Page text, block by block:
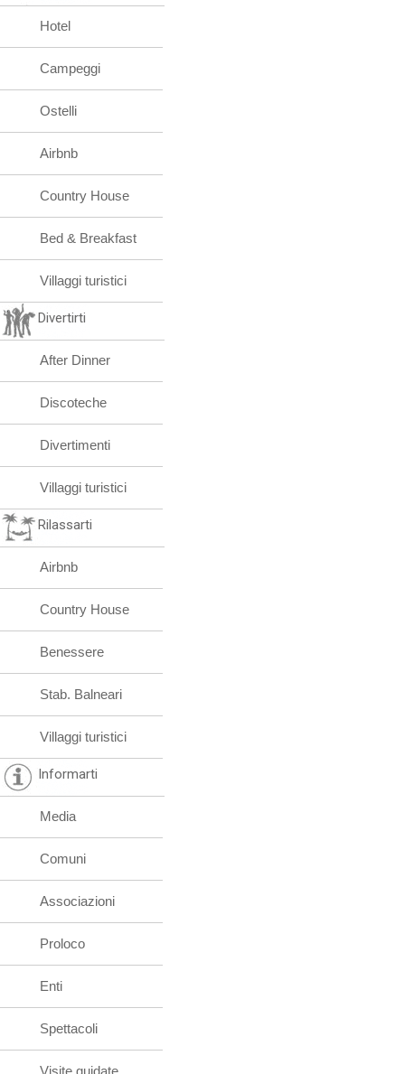
Hotel
Campeggi
Ostelli
Airbnb
Country House
Bed & Breakfast
Villaggi turistici
Divertirti
After Dinner
Discoteche
Divertimenti
Villaggi turistici
Rilassarti
Airbnb
Country House
Benessere
Stab. Balneari
Villaggi turistici
Informarti
Media
Comuni
Associazioni
Proloco
Enti
Spettacoli
Visite guidate